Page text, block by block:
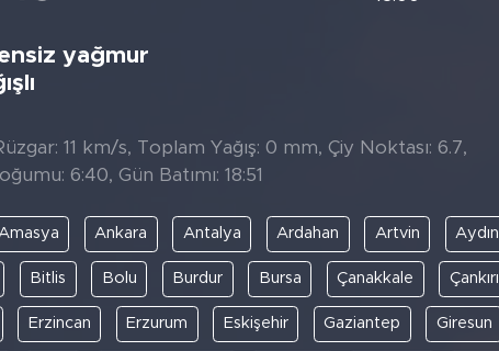
yağmur
11 km/s, Toplam Yağış: 0 mm, Çiy Noktası: 6.7,
6:40, Gün Batımı: 18:51
Ankara Antalya Ardahan Artvin Aydın
Bitlis Bolu Burdur Bursa Çanakkale Çankırı
Erzincan Erzurum Eskişehir Gaziantep Giresun